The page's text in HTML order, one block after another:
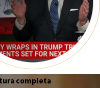
completa